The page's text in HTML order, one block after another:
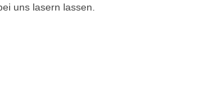
uns lasern lassen.